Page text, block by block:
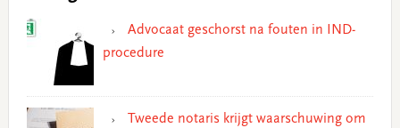
Advocaat geschorst na fouten in IND-
procedure
Tweede notaris krijgt waarschuwing om